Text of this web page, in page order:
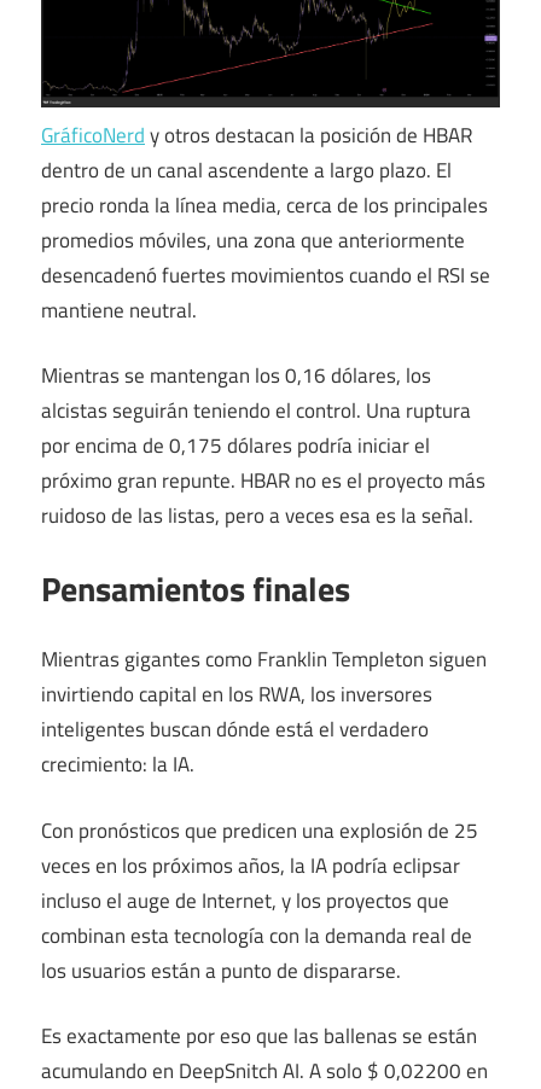
GráficoNerdy otros destacan la posición de HBAR
dentro de un canal ascendente a largo plazo. El
precio ronda la línea media, cerca de los principales
promedios móviles, una zona que anteriormente
desencadenó fuertes movimientos cuando el RSI se
mantiene neutral.
Mientras se mantengan los 0,16 dólares, los
alcistas seguirán teniendo el control. Una ruptura
por encima de 0,175 dólares podría iniciar el
próximo gran repunte. HBAR no es el proyecto más
ruidoso de las listas, pero a veces esa es la señal.
Pensamientos finales
Mientras gigantes como Franklin Templeton siguen
invirtiendo capital en los RWA, los inversores
inteligentes buscan dónde está el verdadero
crecimiento: la IA.
Con pronósticos que predicen una explosión de 25
veces en los próximos años, la IA podría eclipsar
incluso el auge de Internet, y los proyectos que
combinan esta tecnología con la demanda real de
los usuarios están a punto de dispararse.
Es exactamente por eso que las ballenas se están
acumulando en DeepSnitch AI. A solo $ 0,02200 en